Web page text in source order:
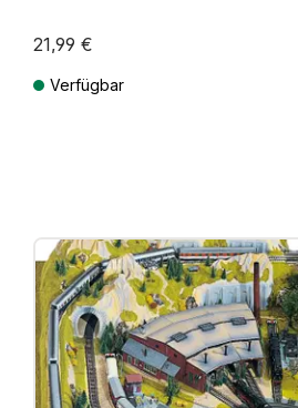
21,99 €
Verfügbar